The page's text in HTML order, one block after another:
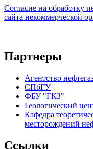
Согласие на обработку
сайта некоммерческой
Партнеры
Агентство
СПбГУ
ФБУ "ГКЗ"
Геологический
Кафедра
месторождений
Ссылки